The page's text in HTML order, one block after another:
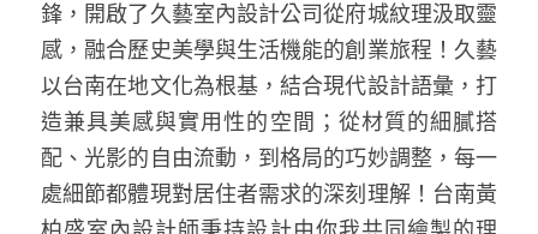
鋒，開啟了久藝室內設計公司從府城紋理汲取靈
感，融合歷史美學與生活機能的創業旅程！久藝
以台南在地文化為根基，結合現代設計語彙，打
造兼具美感與實用性的空間；從材質的細膩搭
配、光影的自由流動，到格局的巧妙調整，每一
處細節都體現對居住者需求的深刻理解！台南黃